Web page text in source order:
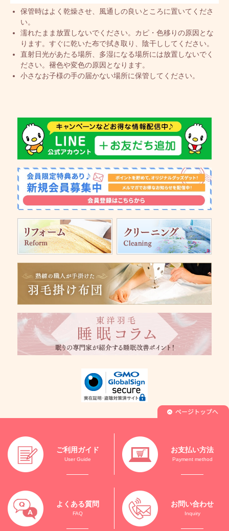
保管時はよく乾燥させ、風通しの良いところに置いてくださ
い。
濡れたまま放置しないでください。カピ・色移りの原因とな
ります。すぐに乾いた布で拭き取り、陰干ししてください。
直射日光があたる場所、多湿になる場所には放置しないでく
ださい。褪色や変色の原因となります。
小さなお子様の手の届かない場所に保管してください。
ご利用ガイド
User Guide
お支払い方法
Payment method
よくある質問
FAQ
お問い合わせ
Inquiry